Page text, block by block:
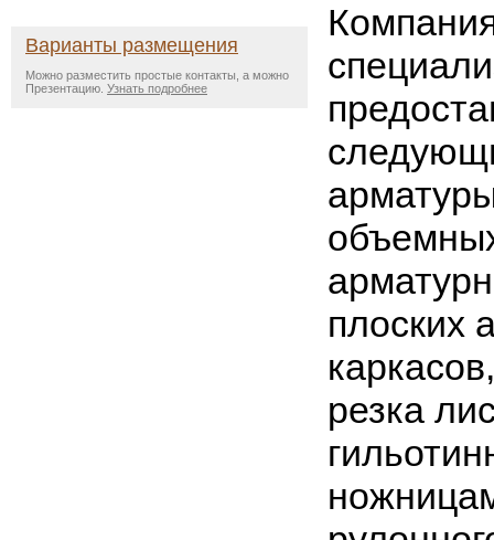
Варианты размещения
Можно разместить простые контакты, а можно
Презентацию. Узнать подробнее
плоских
резка